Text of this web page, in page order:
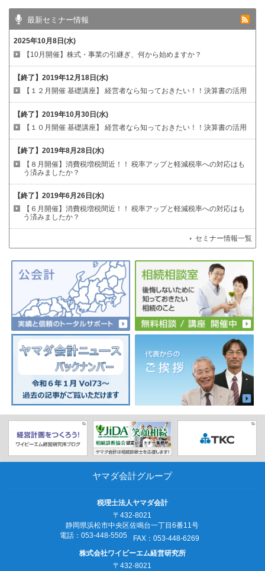
最新セミナー情報
2025年10月8日(水)
【10月開催】株式・事業の引継ぎ、何から始めますか？
【終了】 2019年12月18日(水)
【１２月開催 基礎講座】 経営者なら知っておきたい！！決算書の活用
【終了】 2019年10月30日(水)
【１０月開催 基礎講座】 経営者なら知っておきたい！！決算書の活用
【終了】 2019年8月28日(水)
【８月開催】消費税増税間近！！ 税率アップと軽減税率への対応はも
う済みましたか？
【終了】 2019年6月26日(水)
【６月開催】消費税増税間近！！ 税率アップと軽減税率への対応はも
う済みましたか？
セミナー情報一覧
ヤマダ会計グループ
税理士法人ヤマダ会計
〒432-8021
静岡県浜松市中央区佐鳴台一丁目6番11号
電話：053‐448‐5505
FAX：053‐448‐6269
株式会社ワイビーエム経営研究所
〒432-8021